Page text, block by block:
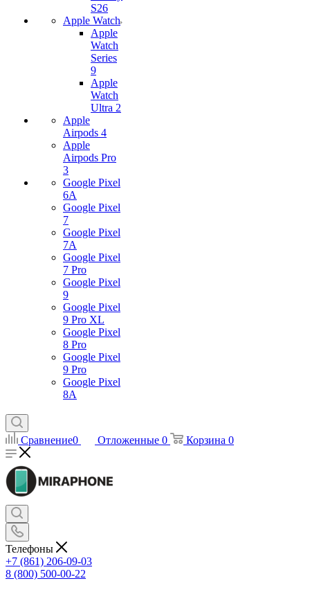
S26
Apple Watch
Apple
Watch
Series
9
Apple
Watch
Ultra 2
Apple
Airpods 4
Apple
Airpods Pro
3
Google Pixel
6A
Google Pixel
7
Google Pixel
7А
Google Pixel
7 Pro
Google Pixel
9
Google Pixel
9 Pro XL
Google Pixel
8 Pro
Google Pixel
9 Pro
Google Pixel
8A
Сравнение0 Отложенные 0 Корзина 0
Телефоны
+7 (861) 206-09-03
8 (800) 500-00-22